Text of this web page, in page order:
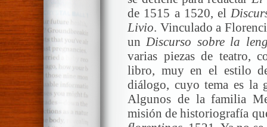
de 1515 a 1520, el
Livio. Vinculado a
un Discurso sobre la
varias piezas de teatro,
libro, muy en el estilo
diálogo, cuyo tema es la
Algunos de la familia
misión de historiografía